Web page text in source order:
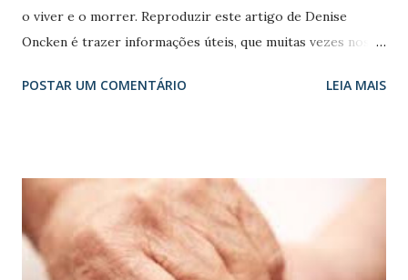
o viver e o morrer. Reproduzir este artigo de Denise
Oncken é trazer informações úteis, que muitas vezes nos
aceitar como realidade. Escrito por Denise Oncken(*) A
emocionais, mudanças nos papéis sociais, etc. Surge a
necessidade urgente da educação gerontológica nas
instituições que abrigam seres humanos, como a família, a
escola, os locais de trabalho e as igrejas, na mídia e nas
POSTAR UM COMENTÁRIO LEIA MAIS